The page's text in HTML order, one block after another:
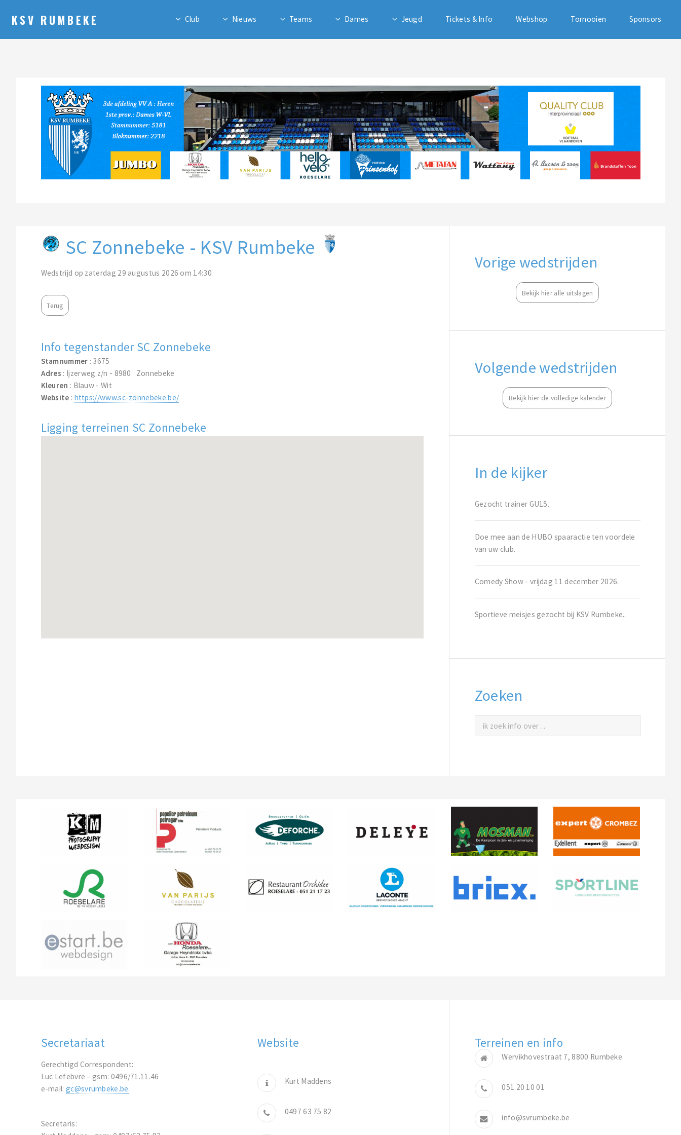
KSV RUMBEKE Club Nieuws Teams Dames Jeugd Tickets & Info Webshop Tornooien Sponsors
SC Zonnebeke - KSV Rumbeke
Wedstrijd op zaterdag 29 augustus 2026 om 14:30
Terug
Info tegenstander SC Zonnebeke
Stamnummer : 3675
Adres : Ijzerweg z/n - 8980 Zonnebeke
Kleuren : Blauw - Wit
Website : https://www.sc-zonnebeke.be/
Ligging terreinen SC Zonnebeke
Vorige wedstrijden
Bekijk hier alle uitslagen
Volgende wedstrijden
Bekijk hier de volledige kalender
In de kijker
Gezocht trainer GU15.
Doe mee aan de HUBO spaaractie ten voordele
van uw club.
Comedy Show - vrijdag 11 december 2026.
Sportieve meisjes gezocht bij KSV Rumbeke..
Zoeken
Secretariaat
Gerechtigd Correspondent:
Luc Lefebvre – gsm: 0496/71.11.46
e-mail: gc@svrumbeke.be
Secretaris:
Website
Kurt Maddens
0497 63 75 82
Terreinen en info
Wervikhovestraat 7, 8800 Rumbeke
051 20 10 01
info@svrumbeke.be